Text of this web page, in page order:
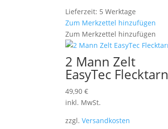
Lieferzeit: 5 Werktage
Zum Merkzettel hinzufügen
Zum Merkzettel hinzufügen
2 Mann Zelt
EasyTec Flecktarn
49,90€
inkl. MwSt.
zzgl.Versandkosten